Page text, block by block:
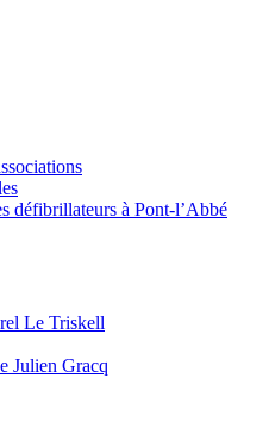
défibrillateurs à Pont-l’Abbé
Le Triskell
Julien Gracq